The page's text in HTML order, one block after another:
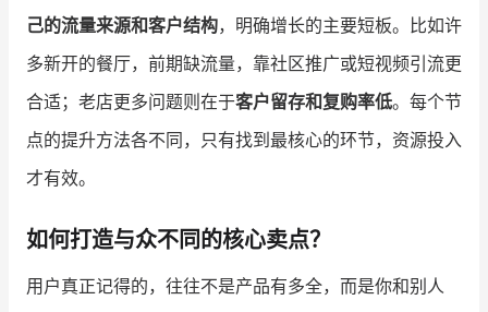
合作共进
认证服务商 设计服务商
有赞云
己的流量来源和客户结构，明确增长的主要短板。比如许
多新开的餐厅，前期缺流量，靠社区推广或短视频引流更
合适；老店更多问题则在于客户留存和复购率低。每个节
点的提升方法各不同，只有找到最核心的环节，资源投入
才有效。
如何打造与众不同的核心卖点？
用户真正记得的，往往不是产品有多全，而是你和别人